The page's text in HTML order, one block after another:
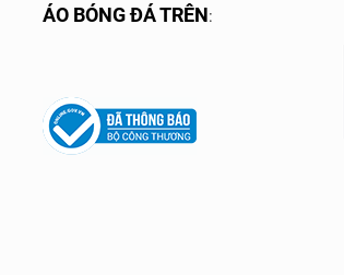
ÁO BÓNG ĐÁ TRÊN: